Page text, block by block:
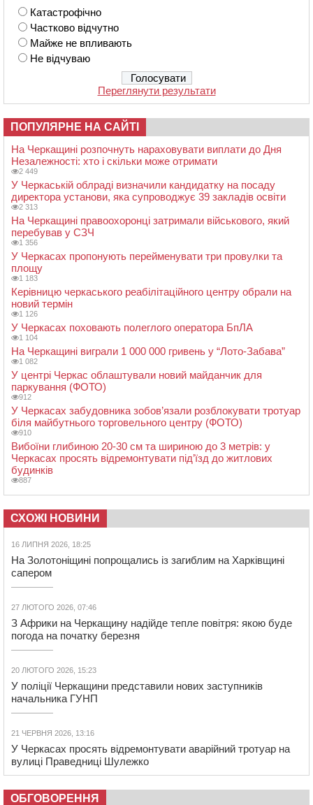
Катастрофічно
Частково відчутно
Майже не впливають
Не відчуваю
Переглянути результати
ПОПУЛЯРНЕ НА САЙТІ
На Черкащині розпочнуть нараховувати виплати до Дня
Незалежності: хто і скільки може отримати
2 449
У Черкаській облраді визначили кандидатку на посаду
директора установи, яка супроводжує 39 закладів освіти
2 313
На Черкащині правоохоронці затримали військового, який
перебував у СЗЧ
1 356
У Черкасах пропонують перейменувати три провулки та
площу
1 183
Керівницю черкаського реабілітаційного центру обрали на
новий термін
1 126
У Черкасах поховають полеглого оператора БпЛА
1 104
На Черкащині виграли 1 000 000 гривень у “Лото-Забава”
1 082
У центрі Черкас облаштували новий майданчик для
паркування (ФОТО)
912
У Черкасах забудовника зобов’язали розблокувати тротуар
біля майбутнього торговельного центру (ФОТО)
910
Вибоїни глибиною 20-30 см та шириною до 3 метрів: у
Черкасах просять відремонтувати під’їзд до житлових
будинків
887
СХОЖІ НОВИНИ
16 ЛИПНЯ 2026, 18:25
На Золотоніщині попрощались із загиблим на Харківщині
сапером
27 ЛЮТОГО 2026, 07:46
З Африки на Черкащину надійде тепле повітря: якою буде
погода на початку березня
20 ЛЮТОГО 2026, 15:23
У поліції Черкащини представили нових заступників
начальника ГУНП
21 ЧЕРВНЯ 2026, 13:16
У Черкасах просять відремонтувати аварійний тротуар на
вулиці Праведниці Шулежко
ОБГОВОРЕННЯ